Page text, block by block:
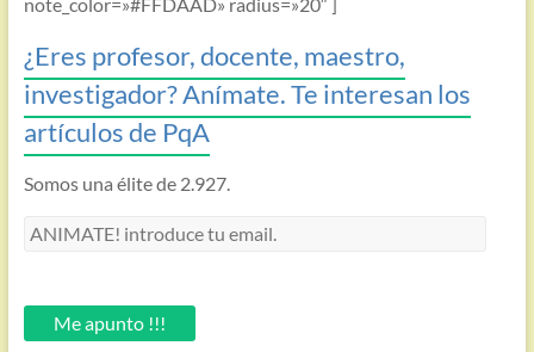
¿Eres profesor, docente, maestro,
investigador? Anímate. Te interesan los
artículos de PqA
Somos una élite de 2.927.
ANIMATE!
email.Me apunto !!!